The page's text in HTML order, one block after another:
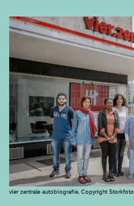
vier zentrale autobiografie, Copyright Storkfoto